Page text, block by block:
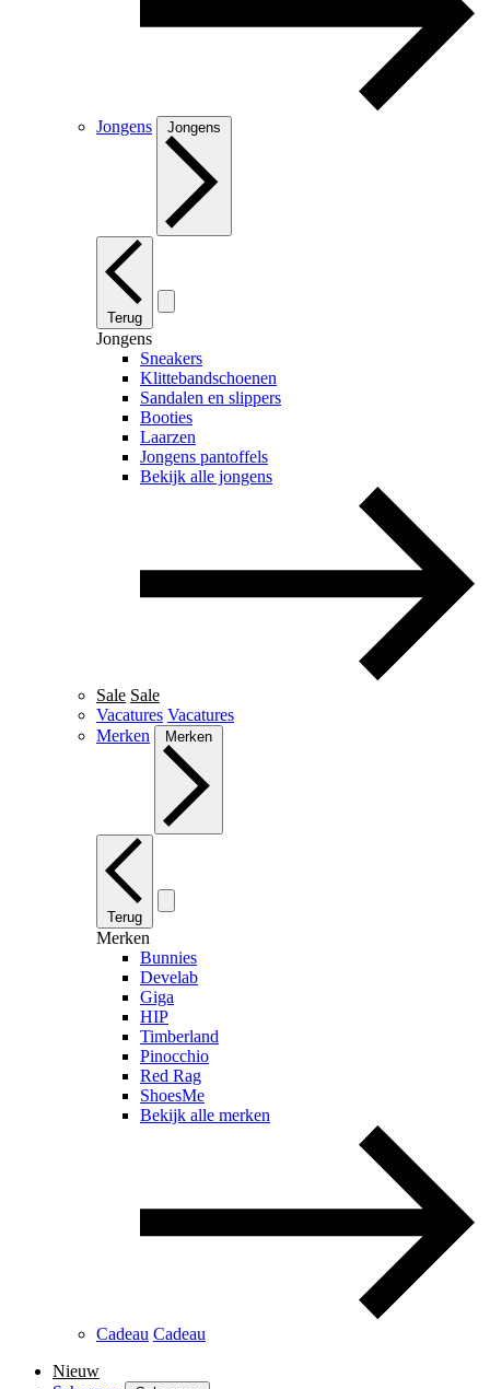
Jongens Jongens
Terug
Jongens
Sneakers
Klittebandschoenen
Sandalen en slippers
Booties
Laarzen
Jongens pantoffels
Bekijk alle jongens
Sale Sale
Vacatures Vacatures
Merken
Merken
Terug
Merken
Bunnies
Develab
Giga
HIP
Timberland
Pinocchio
Red Rag
ShoesMe
Bekijk alle merken
Cadeau Cadeau
Nieuw